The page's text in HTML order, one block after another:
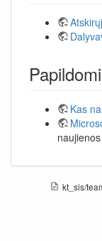
Kas
kt_sis/